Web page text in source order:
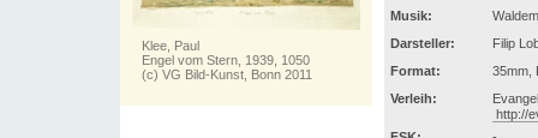
Klee, Paul
Engel vom Stern, 1939, 1050
(c) VG Bild-Kunst, Bonn 2011
Musik:
Darsteller:
Filip
Format:
35mm,
Verleih:
http://